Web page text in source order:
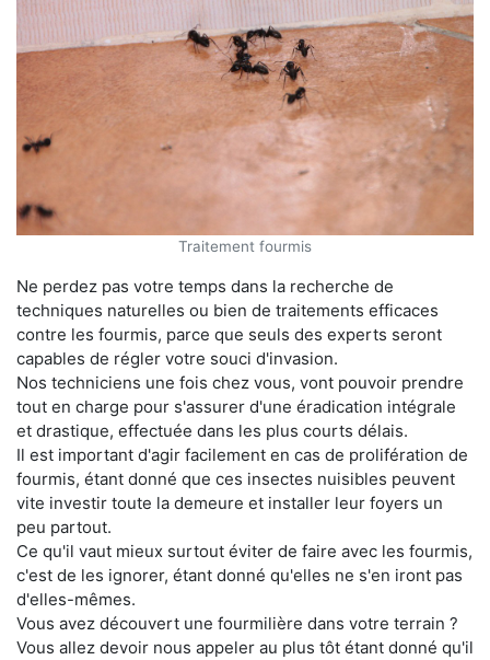
Traitement fourmis
Ne perdez pas votre temps dans la recherche de
techniques naturelles ou bien de traitements efficaces
contre les fourmis, parce que seuls des experts seront
capables de régler votre souci d'invasion.
Nos techniciens une fois chez vous, vont pouvoir prendre
tout en charge pour s'assurer d'une éradication intégrale
et drastique, effectuée dans les plus courts délais.
Il est important d'agir facilement en cas de prolifération de
fourmis, étant donné que ces insectes nuisibles peuvent
vite investir toute la demeure et installer leur foyers un
peu partout.
Ce qu'il vaut mieux surtout éviter de faire avec les fourmis,
c'est de les ignorer, étant donné qu'elles ne s'en iront pas
d'elles-mêmes.
Vous avez découvert une fourmilière dans votre terrain ?
Vous allez devoir nous appeler au plus tôt étant donné qu'il